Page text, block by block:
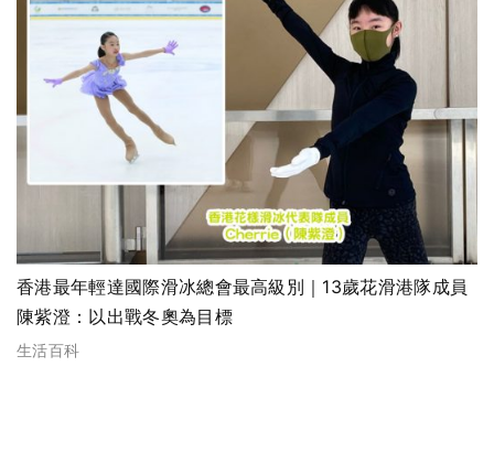
香港最年輕達國際滑冰總會最高級別｜13歲花滑港隊成員
陳紫澄：以出戰冬奧為目標
生活百科